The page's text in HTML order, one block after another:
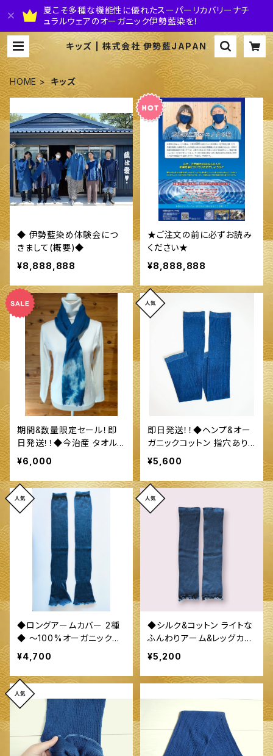
夏こそ多種な機能性に優れたスーパーリカバリーナチ
ュラルウェアのオーガニック伊勢藍染を！
キッズ | 株式会社 伊勢藍JAPAN
HOME キッズ
◆ 伊勢藍染め体験会につ
きまして(概要)◆
¥8,888,888
★ご注文の前に必ずお読み
ください★
¥8,888,888
期間&数量限定セール！即
日発送！！◆今治産 タオル
地 ストール◆ ～100%オー
ガニックすくも使用 醗酵建
て伊勢藍染～
¥6,000
即日発送！！◆ヘンプ&オー
ガニックコットン 指穴あり
ロングアームカバー◆ ～10
0%オーガニックすくも使用
醗酵建て伊勢藍染～
¥5,600
◆ロングアームカバー 2種
◆ ～100%オーガニックす
くも使用 醗酵建て伊勢藍染
¥4,700
◆シルク&コットン ライトな
ふんわりアーム&レッグカバ
ー◆ 〜100%オーガニック
すくも使用 醗酵建て伊勢藍
染～
¥5,200